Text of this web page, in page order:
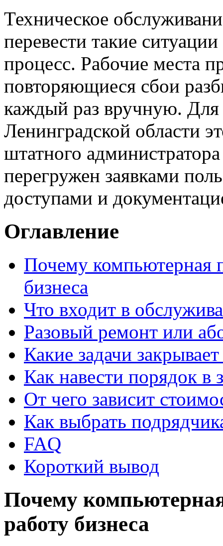
Техническое
перевести такие
процесс. Рабочие места
повторяющиеся сбои
каждый раз вручную.
Ленинградской области
штатного
перегружен заявками
доступами и
Оглавление
Почему компьютерная
бизнеса
Что входит в
Разовый ремонт или
Какие задачи
Как навести порядок в
От чего зависит
Как выбрать
FAQ
Короткий вывод
Почему
работу бизнеса